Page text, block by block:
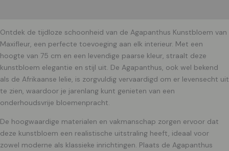
Ontdek de tijdloze schoonheid van de Agapanthus Kunstbloem van
Maxifleur, een perfecte toevoeging aan elk interieur. Met een
hoogte van 75 cm en een levendige paarse kleur, straalt deze
kunstbloem elegantie en stijl uit. De Agapanthus, ook wel bekend
als de Afrikaanse lelie, is zorgvuldig vervaardigd om er levensecht uit
te zien, waardoor je jarenlang kunt genieten van een
onderhoudsvrije bloemenpracht.
De hoogwaardige materialen en vakmanschap zorgen ervoor dat
deze kunstbloem een realistische uitstraling heeft, ideaal voor
zowel moderne als klassieke inrichtingen. Plaats de Agapanthus